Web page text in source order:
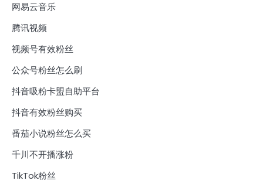
网易云音乐
腾讯视频
视频号有效粉丝
公众号粉丝怎么刷
抖音吸粉卡盟自助平台
抖音有效粉丝购买
番茄小说粉丝怎么买
千川不开播涨粉
TikTok粉丝